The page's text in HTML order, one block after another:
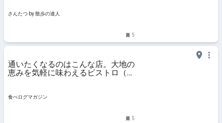
催中｜さんたつ by 散歩の達人
さんたつ by 散歩の達人
5
通いたくなるのはこんな店。大地の
恵みを気軽に味わえるビストロ（東
食べログマガジン
5